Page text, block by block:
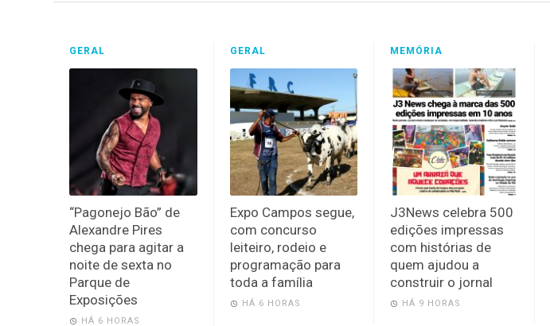
GERAL
“Pagonejo Bão” de
Alexandre Pires
chega para agitar a
noite de sexta no
Parque de
Exposições
HÁ 6 HORAS
GERAL
Expo Campos segue,
com concurso
leiteiro, rodeio e
programação para
toda a família
HÁ 6 HORAS
MEMÓRIA
J3News celebra 500
edições impressas
com histórias de
quem ajudou a
construir o jornal
HÁ 9 HORAS